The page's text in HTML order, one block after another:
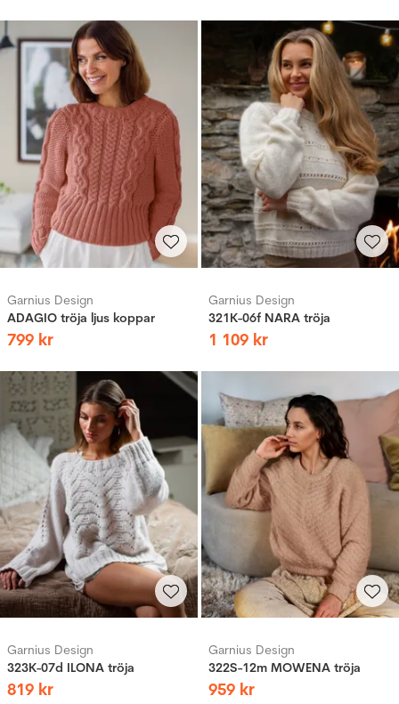
Garnius Design
ADAGIO tröja ljus koppar
799 kr
Garnius Design
321K-06f NARA tröja
1 109 kr
Garnius Design
323K-07d ILONA tröja
819 kr
Garnius Design
322S-12m MOWENA tröja
959 kr